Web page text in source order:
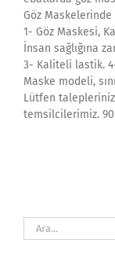
Göz Maskelerinde
1- Göz Maskesi,
İnsan sağlığına
3- Kaliteli lastik. 4-
Maske modeli,
Lütfen
temsilcilerimiz. 90
Ara: